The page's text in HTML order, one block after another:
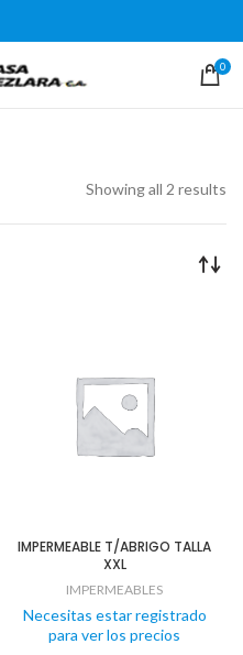
0
Showing all 2 results
IMPERMEABLE T/ABRIGO TALLA
XXL
IMPERMEABLES
Necesitas estar registrado
para ver los precios